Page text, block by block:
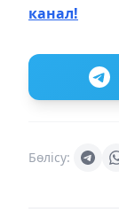
канал!
Бөлісу: